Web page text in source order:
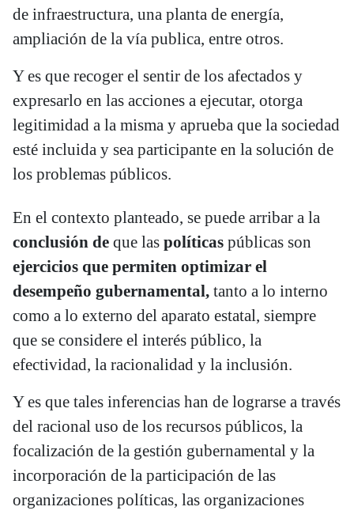
de infraestructura, una planta de energía,
ampliación de la vía publica, entre otros.
Y es que recoger el sentir de los afectados y
expresarlo en las acciones a ejecutar, otorga
legitimidad a la misma y aprueba que la sociedad
esté incluida y sea participante en la solución de
los problemas públicos.
En el contexto planteado, se puede arribar a la
conclusión de que las políticas públicas son
ejercicios que permiten optimizar el
desempeño gubernamental, tanto a lo interno
como a lo externo del aparato estatal, siempre
que se considere el interés público, la
efectividad, la racionalidad y la inclusión.
Y es que tales inferencias han de lograrse a través
del racional uso de los recursos públicos, la
focalización de la gestión gubernamental y la
incorporación de la participación de las
organizaciones políticas, las organizaciones